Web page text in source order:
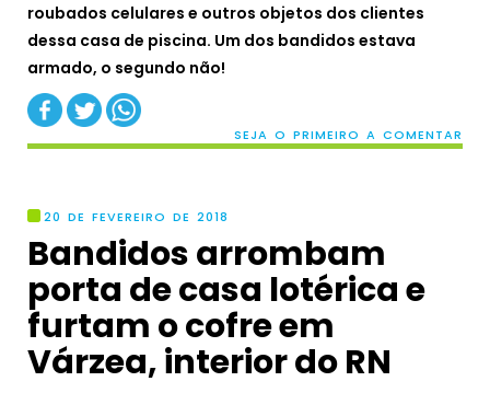
roubados celulares e outros objetos dos clientes
dessa casa de piscina. Um dos bandidos estava
armado, o segundo não!
SEJA O PRIMEIRO A COMENTAR
20 DE FEVEREIRO DE 2018
Bandidos arrombam
porta de casa lotérica e
furtam o cofre em
Várzea, interior do RN